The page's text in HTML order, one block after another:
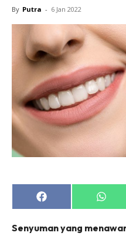
By Putra - 6 Jan 2022
Share
on
Share
on
Senyuman yang